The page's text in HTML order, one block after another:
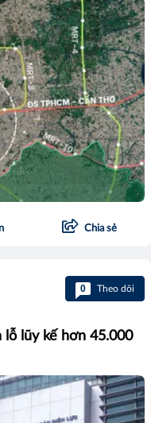
Chia sẻ
0 Theo dõi
lỗ lũy kế hơn 45.000